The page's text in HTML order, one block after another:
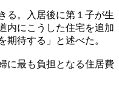
る。入居後に第１子が生
内にこうした住宅を追加
待する」と述べた。
に最も負担となる住居費